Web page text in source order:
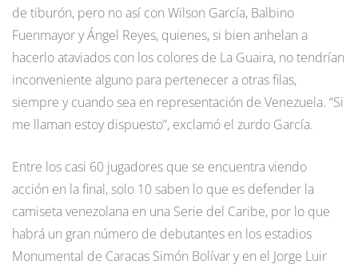
de tiburón, pero no así con Wilson García, Balbino
Fuenmayor y Ángel Reyes, quienes, si bien anhelan a
hacerlo ataviados con los colores de La Guaira, no tendrían
inconveniente alguno para pertenecer a otras filas,
siempre y cuando sea en representación de Venezuela. “Si
me llaman estoy dispuesto”, exclamó el zurdo García.
Entre los casi 60 jugadores que se encuentra viendo
acción en la final, solo 10 saben lo que es defender la
camiseta venezolana en una Serie del Caribe, por lo que
habrá un gran número de debutantes en los estadios
Monumental de Caracas Simón Bolívar y en el Jorge Luir